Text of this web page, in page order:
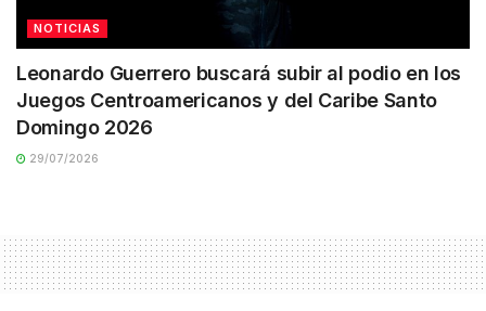
NOTICIAS
Leonardo Guerrero buscará subir al podio en los
Juegos Centroamericanos y del Caribe Santo
Domingo 2026
29/07/2026